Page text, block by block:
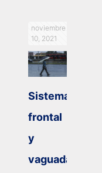
noviembre
10, 2021
Sistema
frontal
y
vaguada